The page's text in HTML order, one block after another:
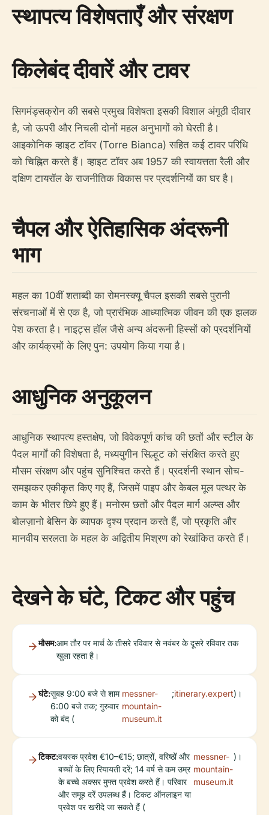
स्थापत्य विशेषताएँ और संरक्षण
किलेबंद दीवारें और टावर
सिगमंड्सक्रोन की सबसे प्रमुख विशेषता इसकी विशाल अंगूठी दीवार
है, जो ऊपरी और निचली दोनों महल अनुभागों को घेरती है।
आइकोनिक व्हाइट टॉवर (Torre Bianca) सहित कई टावर परिधि
को चिह्नित करते हैं। व्हाइट टॉवर अब 1957 की स्वायत्तता रैली और
दक्षिण टायरॉल के राजनीतिक विकास पर प्रदर्शनियों का घर है।
चैपल और ऐतिहासिक अंदरूनी
भाग
महल का 10वीं शताब्दी का रोमनस्क्यू चैपल इसकी सबसे पुरानी
संरचनाओं में से एक है, जो प्रारंभिक आध्यात्मिक जीवन की एक झलक
पेश करता है। नाइट्स हॉल जैसे अन्य अंदरूनी हिस्सों को प्रदर्शनियों
और कार्यक्रमों के लिए पुन: उपयोग किया गया है।
आधुनिक अनुकूलन
आधुनिक स्थापत्य हस्तक्षेप, जो विवेकपूर्ण कांच की छतों और स्टील के
पैदल मार्गों की विशेषता है, मध्ययुगीन सिल्हूट को संरक्षित करते हुए
मौसम संरक्षण और पहुंच सुनिश्चित करते हैं। प्रदर्शनी स्थान सोच-
समझकर एकीकृत किए गए हैं, जिसमें पाइप और केबल मूल पत्थर के
काम के भीतर छिपे हुए हैं। मनोरम छतों और पैदल मार्ग अल्प्स और
बोलज़ानो बेसिन के व्यापक दृश्य प्रदान करते हैं, जो प्रकृति और
मानवीय सरलता के महल के अद्वितीय मिश्रण को रेखांकित करते हैं।
देखने के घंटे, टिकट और पहुंच
मौसम:आम तौर पर मार्च के तीसरे रविवार से नवंबर के दूसरे रविवार तक
खुला रहता है।
घंटे:सुबह 9:00 बजे से शाम
6:00 बजे तक; गुरुवार
को बंद (
messner-
mountain-
museum.it
;itinerary.expert)।
टिकट:वयस्क प्रवेश €10–€15; छात्रों, वरिष्ठों और
बच्चों के लिए रियायती दरें; 14 वर्ष से कम उम्र
के बच्चे अक्सर मुफ्त प्रवेश करते हैं। परिवार
और समूह दरें उपलब्ध हैं। टिकट ऑनलाइन या
प्रवेश पर खरीदे जा सकते हैं (
messner-
mountain-
museum.it
)।